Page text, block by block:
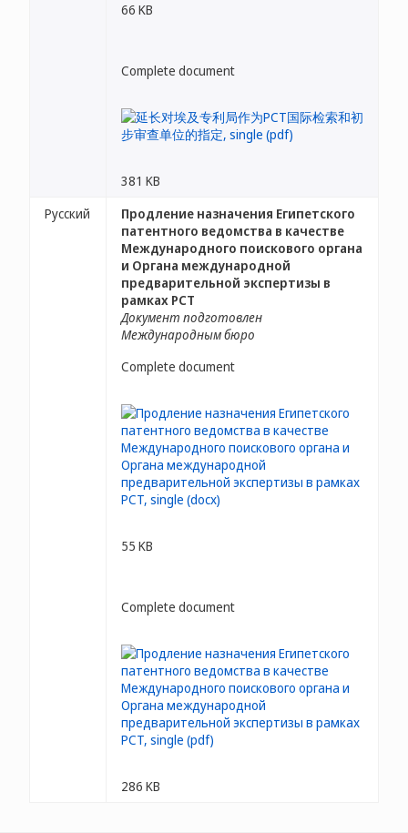
66 KB
Complete document
381 KB
Русский
Продление назначения Египетского
патентного ведомства в качестве
Международного поискового органа
и Органа международной
предварительной экспертизы в
рамках PCT
Документ подготовлен
Международным бюро
Complete document
55 KB
Complete document
286 KB